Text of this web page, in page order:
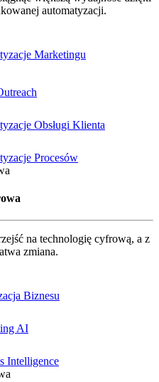
automatyzacji.
Marketingu
Obsługi Klienta
Procesów
na technologię cyfrową, a z
zmiana.
Biznesu
AI
Intelligence